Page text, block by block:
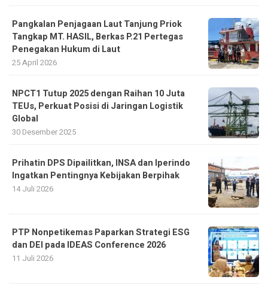
Pangkalan Penjagaan Laut Tanjung Priok
Tangkap MT. HASIL, Berkas P.21 Pertegas
Penegakan Hukum di Laut
25 April 2026
NPCT1 Tutup 2025 dengan Raihan 10 Juta
TEUs, Perkuat Posisi di Jaringan Logistik
Global
30 Desember 2025
Prihatin DPS Dipailitkan, INSA dan Iperindo
Ingatkan Pentingnya Kebijakan Berpihak
14 Juli 2026
PTP Nonpetikemas Paparkan Strategi ESG
dan DEI pada IDEAS Conference 2026
11 Juli 2026